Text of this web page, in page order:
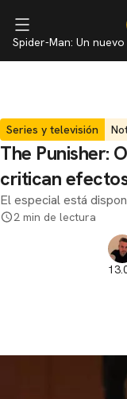
Spider-Man: Un nuevo
Series y televisión
The Punisher:
critican
El especial está
2 min de lectura